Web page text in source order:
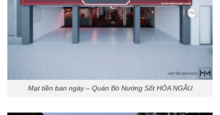
Mạt tiền ban ngày – Quán Bò Nướng Sốt HỎA NGẦU